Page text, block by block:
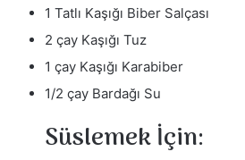
1 Tatlı Kaşığı Biber Salçası
2 çay Kaşığı Tuz
1 çay Kaşığı Karabiber
1/2 çay Bardağı Su
Süslemek İçin: